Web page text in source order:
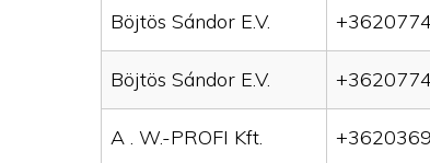
Böjtös Sándor E.V.
Böjtös Sándor E.V.
A . W.-PROFI Kft.